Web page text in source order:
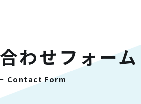
わせフォーム
Contact Form